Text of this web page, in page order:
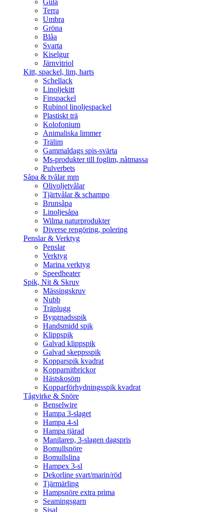
Gula
Terra
Umbra
Gröna
Blåa
Svarta
Kiselgur
Järnvitriol
Kitt, spackel, lim, harts
Schellack
Linoljekitt
Finspackel
Rubinol linoljespackel
Plastiskt trä
Kolofonium
Animaliska limmer
Trälim
Gammaldags spis-svärta
Ms-produkter till foglim, nåtmassa
Pulverbets
Såpa & tvålar mm
Olivoljetvålar
Tjärtvålar & schampo
Brunsåpa
Linoljesåpa
Wilma naturprodukter
Diverse rengöring, polering
Penslar & Verktyg
Penslar
Verktyg
Marina verktyg
Speedheater
Spik, Nit & Skruv
Mässingskruv
Nubb
Träplugg
Byggnadsspik
Handsmidd spik
Klippspik
Galvad klippspik
Galvad skeppsspik
Kopparspik kvadrat
Kopparnitbrickor
Hästskosöm
Kopparförhydningsspik kvadrat
Tågvirke & Snöre
Benselwire
Hampa 3-slaget
Hampa 4-sl
Hampa tjärad
Manilarep, 3-slagen dagspris
Bomullsnöre
Bomullslina
Hampex 3-sl
Dekorline svart/marin/röd
Tjärmärling
Hampsnöre extra prima
Seamingsgarn
Sisal